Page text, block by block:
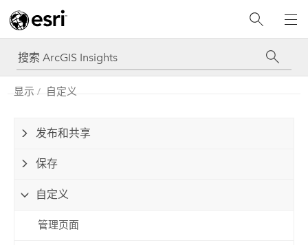
显示 自定义
发布和共享
保存
自定义
管理页面